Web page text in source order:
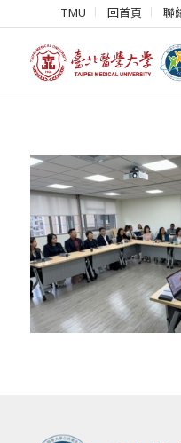
TMU 回首頁 聯